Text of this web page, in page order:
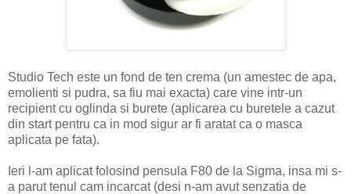
Studio Tech este un fond de ten crema (un amestec de apa,
emolienti si pudra, sa fiu mai exacta) care vine intr-un
recipient cu oglinda si burete (aplicarea cu buretele a cazut
din start pentru ca in mod sigur ar fi aratat ca o masca
aplicata pe fata).
Ieri l-am aplicat folosind pensula F80 de la Sigma, insa mi s-
a parut tenul cam incarcat (desi n-am avut senzatia de